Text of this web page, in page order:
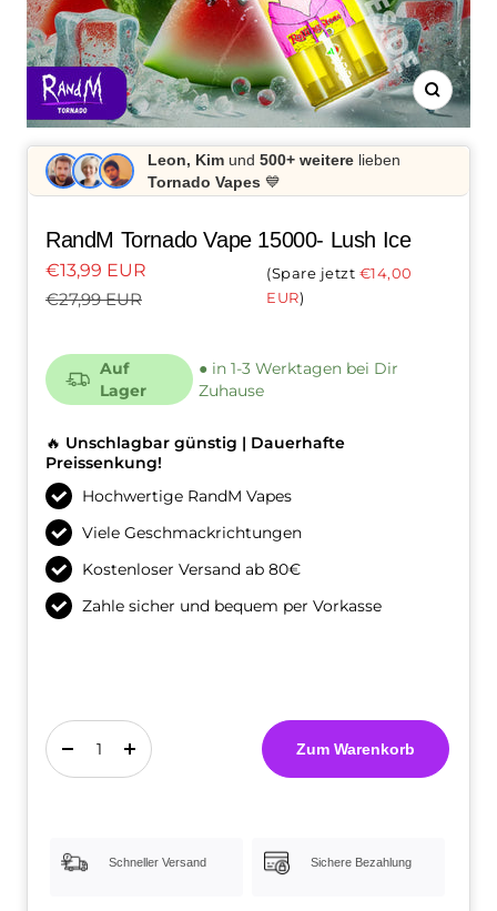
Zoom
Leon, Kim und 500+ weitere lieben
Tornado Vapes 💙
RandM Tornado Vape 15000- Lush Ice
Angebotspreis
€13,99 EUR
Regulärer
€27,99 EUR
Spare jetzt €14,00
EUR
Auf
Lager
● in 1-3 Werktagen bei Dir
Zuhause
🔥 Unschlagbar günstig | Dauerhafte
Preissenkung!
Hochwertige RandM Vapes
Viele Geschmackrichtungen
Kostenloser Versand ab 80€
Zahle sicher und bequem per Vorkasse
Menge
verringern
Menge
erhöhen
Zum Warenkorb
Schneller Versand Sichere Bezahlung